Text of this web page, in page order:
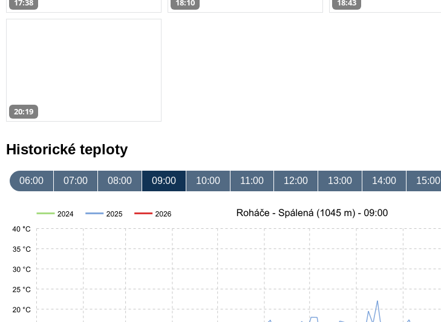
17:38 18:10 18:43
20:19
Historické teploty
06:00 07:00 08:00 09:00 10:00 11:00 12:00 13:00 14:00 15:00